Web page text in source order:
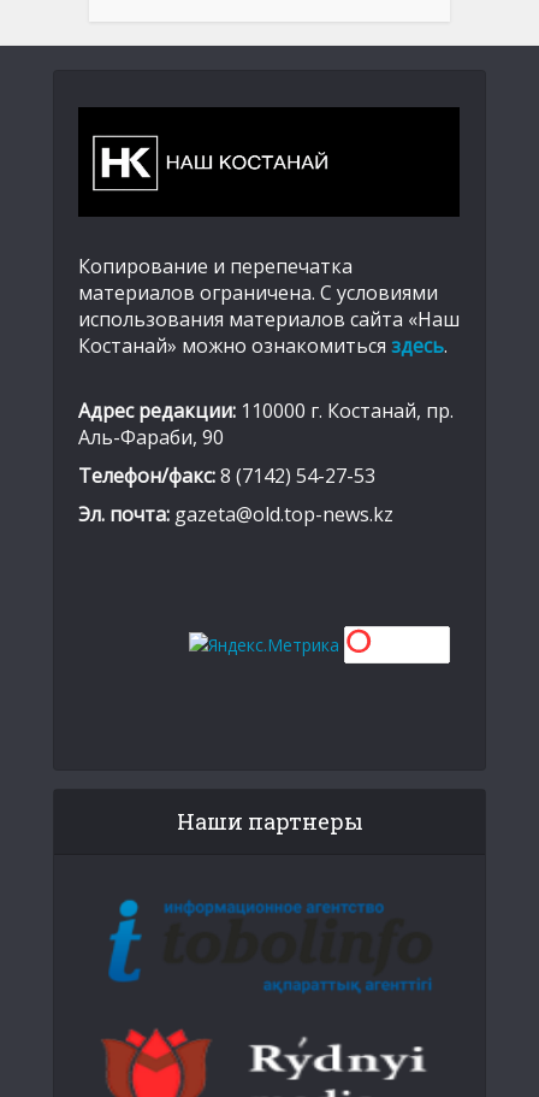
Копирование и перепечатка
материалов ограничена. С условиями
использования материалов сайта «Наш
Костанай» можно ознакомиться здесь.
Адрес редакции: 110000 г. Костанай, пр.
Аль-Фараби, 90
Телефон/факс:8 (7142) 54-27-53
Эл. почта: gazeta@old.top-news.kz
Наши партнеры